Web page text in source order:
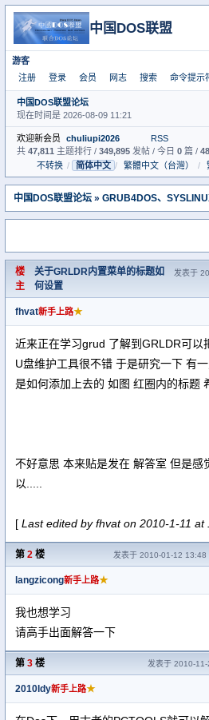
中国DOS联盟
游客
注册
登录 会员 网志 搜索 命令提示
中国DOS联盟论坛
现在时间是 2026-08-09 11:21
欢迎新会员 chuliupi2026
RSS
共 47,811 主题排行 / 349,895 发帖 / 今日 0 篇 /
不转换 / 简体中文 / 繁體中文（台灣） /
中国DOS联盟论坛 » GRUB4DOS、SYSLINUX及其它启动管
楼
主
关于GRLDR内置菜单的标题如
何设置
发表于
fhvat新手上路★
近来正在学习grud 了解到GRLDR可以
U盘维护工具很不错 于是研究一下 有
是如何添加上去的 如图 红圈内的标题
不好意思 本来贴是发在 解答室 但是感
以.....
[ Last edited by fhvat on 2010-1-11 at
第 2 楼 发表于 2010-01-12 13:48
langzicong新手上路★
我也想学习
请高手出面解答一下
第 3 楼 发表于 2010-
2010ldy新手上路★